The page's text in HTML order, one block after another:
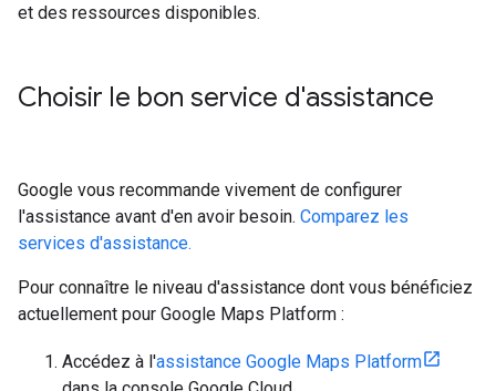
et des ressources disponibles.
Choisir le bon service d'assistance
Google vous recommande vivement de configurer
l'assistance avant d'en avoir besoin. Comparez les
services d'assistance.
Pour connaître le niveau d'assistance dont vous bénéficiez
actuellement pour Google Maps Platform :
Accédez à l'assistance Google Maps Platform